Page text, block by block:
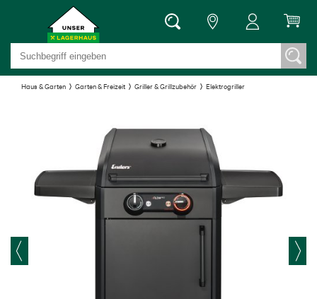
Haus & Garten Garten & Freizeit Griller & Grillzubehör Elektrogriller